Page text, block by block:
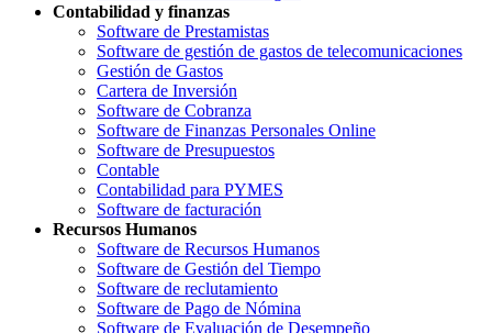
Contabilidad y finanzas
Software de Prestamistas
Software de gestión de gastos de telecomunicaciones
Gestión de Gastos
Cartera de Inversión
Software de Cobranza
Software de Finanzas Personales Online
Software de Presupuestos
Contable
Contabilidad para PYMES
Software de facturación
Recursos Humanos
Software de Recursos Humanos
Software de Gestión del Tiempo
Software de reclutamiento
Software de Pago de Nómina
Software de Evaluación de Desempeño